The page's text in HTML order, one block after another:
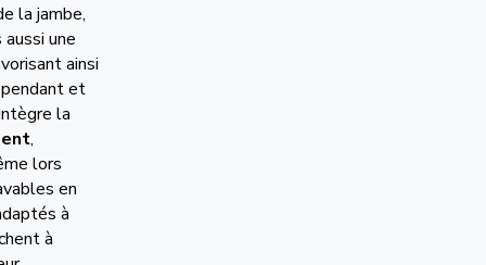
la jambe,
une
ainsi
et
la
,
lors
en
à
à